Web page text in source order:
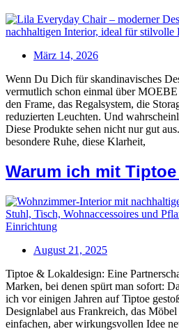
März 14, 2026
Wenn Du Dich für skandinavisches
vermutlich schon einmal über
den Frame, das Regalsystem, die
reduzierten Leuchten. Und
Diese Produkte sehen nicht nur gut
besondere Ruhe, diese Klarheit,
Warum ich mit
August 21, 2025
Tiptoe & Lokaldesign: Eine
Marken, bei denen spürt man sofort:
ich vor einigen Jahren auf Tiptoe
Designlabel aus Frankreich, das
einfachen, aber wirkungsvollen Idee